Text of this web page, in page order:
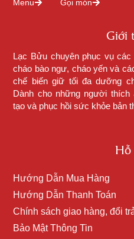
Menu Gọi món
Giới
Lạc Bửu chuyên phục vụ
cháo bào ngư, cháo yến và
chế biến giữ tối đa dưỡng
Dành cho những người thích
tạo và phục hồi sức khỏe bản
Hướng Dẫn Mua Hàng
Hướng Dẫn Thanh Toán
Chính sách giao hàng, đổi
Bảo Mật Thông Tin